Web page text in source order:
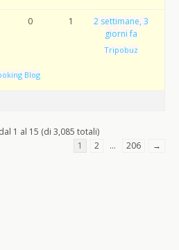
Blog
0 1
2 settimane, 3
giorni fa
Tripobuz
1 al 15 (di 3,085 totali)
1
2 … 206 →